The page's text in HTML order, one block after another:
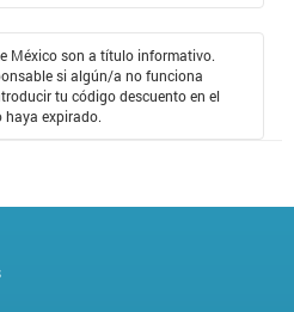
México son a título informativo.
si algún/a no funciona
tu código descuento en el
haya expirado.